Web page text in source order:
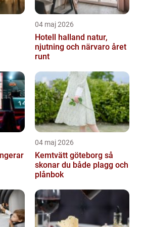
04 maj 2026
Hotell halland natur,
njutning och närvaro året
runt
04 maj 2026
Kemtvätt göteborg så
skonar du både plagg och
plånbok